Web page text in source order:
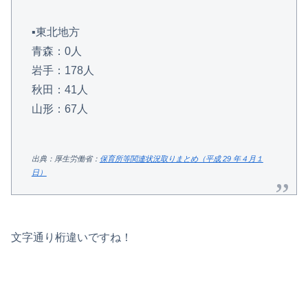
▪️東北地方
青森：0人
岩手：178人
秋田：41人
山形：67人
出典：厚生労働省： 保育所等関連状況取りまとめ（平成 29 年４月１
日）
文字通り桁違いですね！